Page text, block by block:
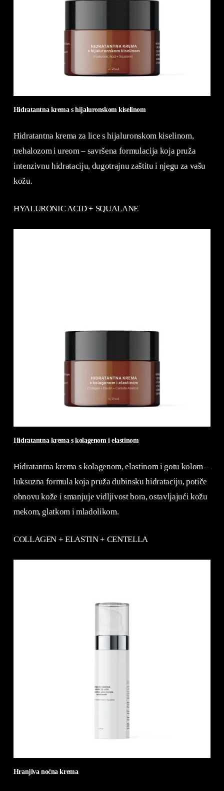
Hidratantna krema s hijaluronskom kiselinom
Hidratantna krema za lice s hijaluronskom kiselinom,
trehalozom i ureom – savršena formulacija koja pruža
intenzivnu hidrataciju, dugotrajnu zaštitu i njegu za vašu
kožu.
HYALURONIC ACID + SQUALANE
Hidratantna krema s kolagenom i elastinom
Hidratantna krema s kolagenom, elastinom i gotu kolom –
luksuzna formula koja pruža dubinsku hidrataciju, potiče
obnovu kože i smanjuje vidljivost bora, ostavljajući kožu
mekom, glatkom i mladolikom.
COLLAGEN + ELASTIN + CENTELLA
Hranjiva noćna krema